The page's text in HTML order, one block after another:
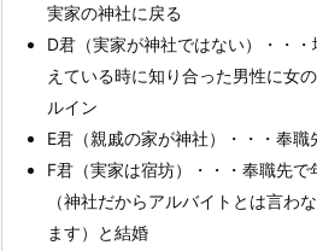
実家の神社に戻る
D君（実家が神社ではない）・・
えている時に知り合った男性に女
ルイン
E君（親戚の家が神社）・・・奉
F君（実家は宿坊）・・・奉職先で
（神社だからアルバイトとは言わ
ます）と結婚